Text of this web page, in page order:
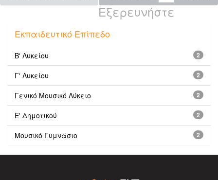
Εξερευνήστε
Εκπαιδευτικό Επίπεδο
2
Β' Λυκείου
2
Γ' Λυκείου
2
Γενικό Μουσικό Λύκειο
2
Ε' Δημοτικού
2
Μουσικό Γυμνάσιο